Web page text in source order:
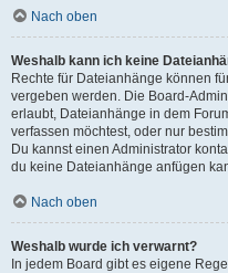
Nach oben
Weshalb kann ich keine
Rechte für Dateianhänge können
vergeben werden. Die Board-
erlaubt, Dateianhänge in dem
verfassen möchtest, oder nur
Du kannst einen Administrator
du keine Dateianhänge anfügen
Nach oben
Weshalb wurde ich verwarnt?
In jedem Board gibt es eigene